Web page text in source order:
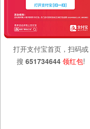
打开支付宝首页，扫码或
搜 651734644 领红包!